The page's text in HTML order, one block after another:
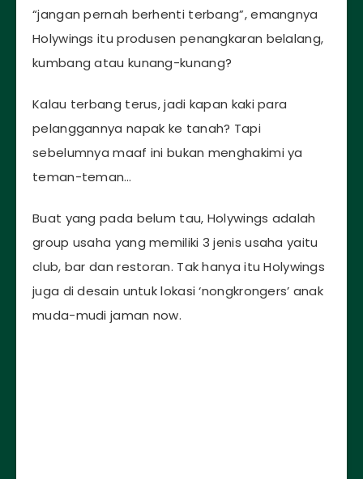
“jangan pernah berhenti terbang”, emangnya
Holywings itu produsen penangkaran belalang,
kumbang atau kunang-kunang?
Kalau terbang terus, jadi kapan kaki para
pelanggannya napak ke tanah? Tapi
sebelumnya maaf ini bukan menghakimi ya
teman-teman…
Buat yang pada belum tau, Holywings adalah
group usaha yang memiliki 3 jenis usaha yaitu
club, bar dan restoran. Tak hanya itu Holywings
juga di desain untuk lokasi ‘nongkrongers’ anak
muda-mudi jaman now.